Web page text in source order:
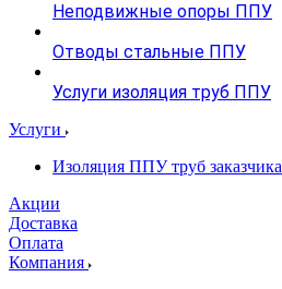
Неподвижные опоры ППУ
Отводы стальные ППУ
Услуги изоляция труб ППУ
Услуги
Изоляция ППУ труб заказчика
Акции
Доставка
Оплата
Компания